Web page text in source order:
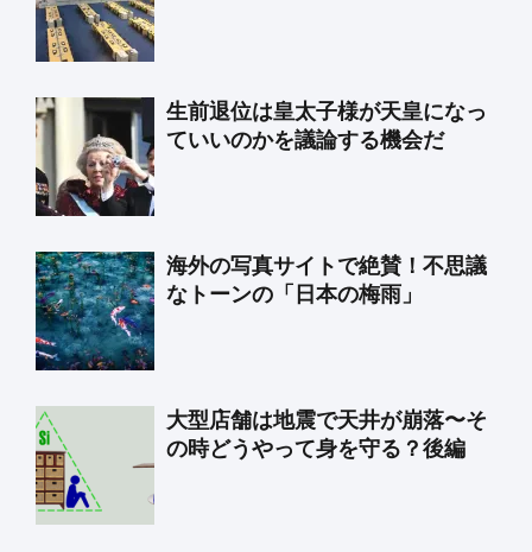
生前退位は皇太子様が天皇になっ
ていいのかを議論する機会だ
海外の写真サイトで絶賛！不思議
なトーンの「日本の梅雨」
大型店舗は地震で天井が崩落〜そ
の時どうやって身を守る？後編